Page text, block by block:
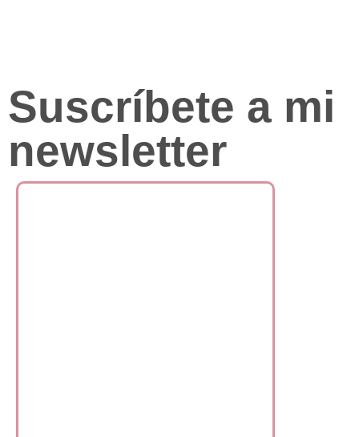
Suscríbete a mi
newsletter